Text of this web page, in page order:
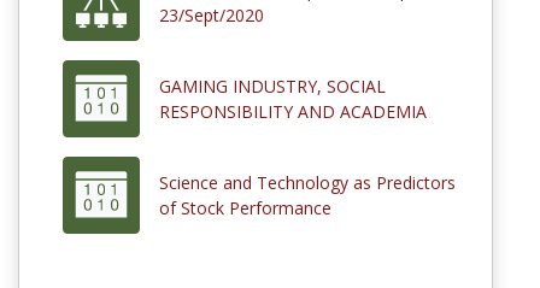
23/Sept/2020
GAMING INDUSTRY, SOCIAL
RESPONSIBILITY AND ACADEMIA
Science and Technology as Predictors
of Stock Performance